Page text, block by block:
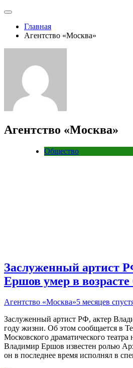
Главная
Агентство «Москва»
Агентство «Москва»
Общество
Заслуженный артист
Ершов умер в возрасте
Агентство «Москва»5 месяцев
Заслуженный артист РФ, актер
году жизни. Об этом сообщается в
Московского драматического
Владимир Ершов известен ролью
он в последнее время исполнял в